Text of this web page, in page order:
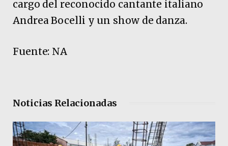
cargo del reconocido cantante italiano
Andrea Bocelli y un show de danza.
Fuente: NA
Noticias Relacionadas